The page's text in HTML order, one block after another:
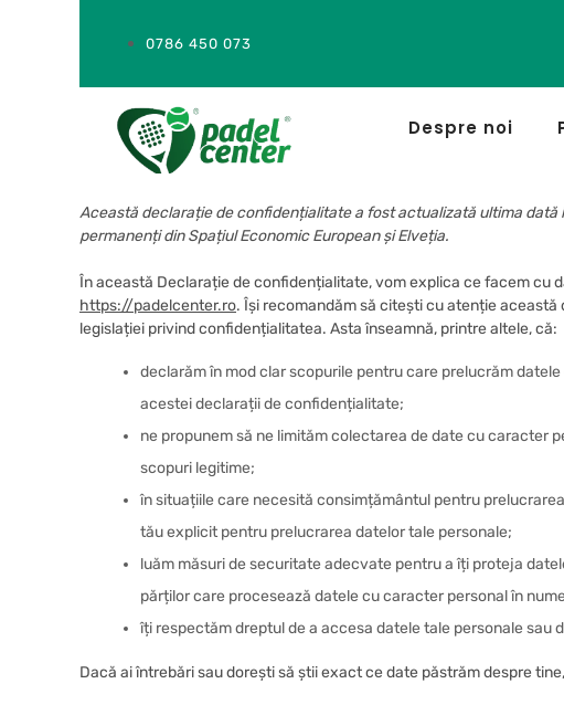
0786 450 073
Despre noi
Această declarație de confidențialitate a fost actualizată ultima
permanenți din Spațiul Economic European și Elveția.
În această Declarație de confidențialitate, vom explica ce facem cu
https://padelcenter.ro. Își recomandăm să citești cu atenție
legislației privind confidențialitatea. Asta înseamnă, printre altele, că:
declarăm în mod clar scopurile pentru care prelucrăm
acestei declarații de confidențialitate;
ne propunem să ne limităm colectarea de date cu caracter
scopuri legitime;
în situațiile care necesită consimțământul pentru
tău explicit pentru prelucrarea datelor tale personale;
luăm măsuri de securitate adecvate pentru a îți proteja
părților care procesează datele cu caracter personal în
îți respectăm dreptul de a accesa datele tale personale sau
Dacă ai întrebări sau dorești să știi exact ce date păstrăm despre